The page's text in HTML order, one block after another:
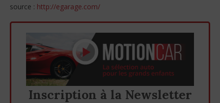
Garfz
source : http://egarage.com/
Inscription à la Newsletter